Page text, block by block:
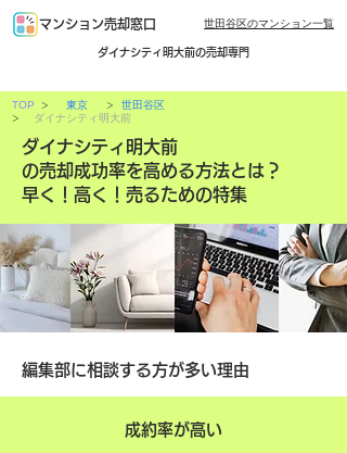
マンション売却窓口 世田谷区のマンション一覧
ダイナシティ明大前の売却専門
TOP > 東京
>
>
ダイナシティ明大前
世田谷区
ダイナシティ明大前
の売却成功率を高める方法とは？
早く！高く！売るための特集
編集部に相談する方が多い理由
成約率が高い